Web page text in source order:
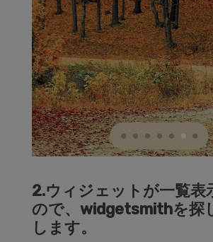
2.ウィジェットが一覧表
ので、widgetsmithを探
します。